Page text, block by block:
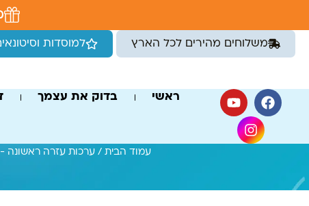
משלוחים מהירים לכל הארץ למוסדות
ראשי בדוק את עצמך
עמוד הבית / ערכות עזרה ראשונה